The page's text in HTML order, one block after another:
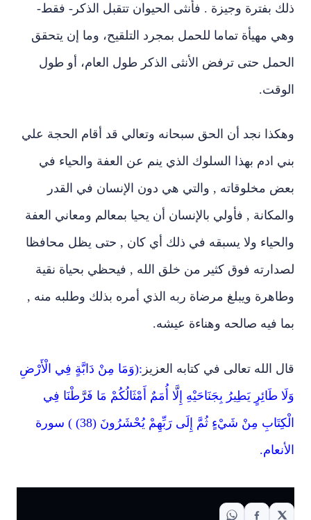
ذلك بفترة وجيزة . فأنثى الحيوان تتقبل الذكر- فقط-
وهي مهيأة تماما للحمل بمجرد التلقيح، وما إن يتحقق
الحمل حتى ترفض الأنثى الذكر طول العام، أو طول
الوقت.
وهكذا نجد أن الحق سبحانه وتعالي قد أقام الحجة علي
بني ادم بهذا السلوك الذي ينم عن العفة والحياء في
بعض مخلوقاته , والتي هي دون الإنسان في القدر
والمكانة , فأولي بالإنسان أن يحيا بمعالم ومعاني العفة
والحياء ولا يسبقه في ذلك أي كان , حتى يظل محافظا
لصدارته فوق كثير من خلق الله , فيحظي بحياة نقية
وطاهرة ويبلغ مرضاة ربه الذي أمره بذلك وطلبه منه ,
بما فيه صالحه وهناءة عيشه.
قال الله تعالى في كتابه العزيز :(وَمَا مِنْ دَابَّةٍ فِي الْأَرْضِ
وَلَا طَائِرٍ يَطِيرُ بِجَنَاحَيْهِ إِلَّا أُمَمٌ أَمْثَالُكُمْ مَا فَرَّطْنَا فِي
الْكِتَابِ مِنْ شَيْءٍ ثُمَّ إِلَى رَبِّهِمْ يُحْشَرُونَ (38) ) سورة
الأنعام.